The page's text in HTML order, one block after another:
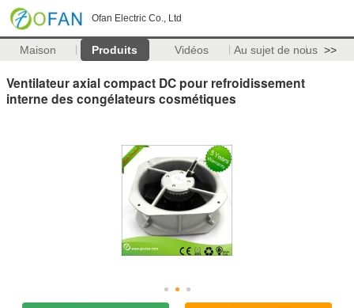
Ofan Electric Co., Ltd
Maison Produits Vidéos Au sujet de nous >>
Ventilateur axial compact DC pour refroidissement
interne des congélateurs cosmétiques